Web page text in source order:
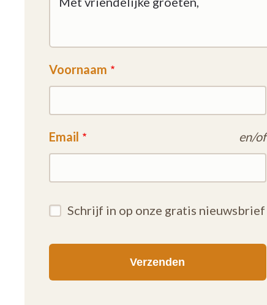
Voornaam
Email en/of
Schrijf in op onze gratis nieuwsbrief